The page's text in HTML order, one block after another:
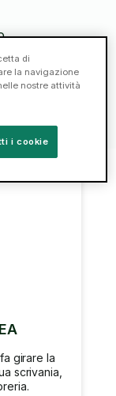
e recensisci:
girare la
scrivania,
di
la navigazione
nostre attività
i cookie